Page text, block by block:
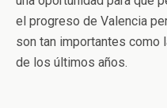
el progreso de Valencia
son tan importantes como
de los últimos años.